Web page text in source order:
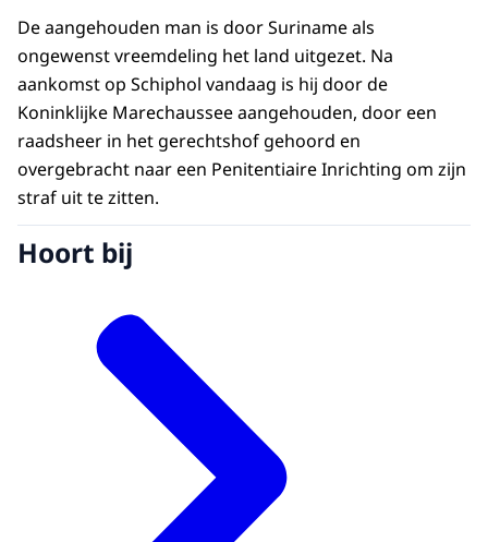
De aangehouden man is door Suriname als
ongewenst vreemdeling het land uitgezet. Na
aankomst op Schiphol vandaag is hij door de
Koninklijke Marechaussee aangehouden, door een
raadsheer in het gerechtshof gehoord en
overgebracht naar een Penitentiaire Inrichting om zijn
straf uit te zitten.
Hoort bij